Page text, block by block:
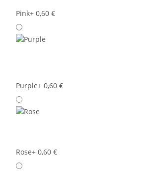
Pink+ 0,60 €
Purple+ 0,60 €
Rose+ 0,60 €